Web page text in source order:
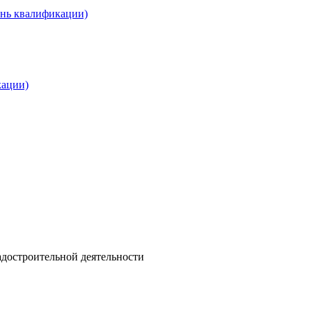
квалификации)
деятельности